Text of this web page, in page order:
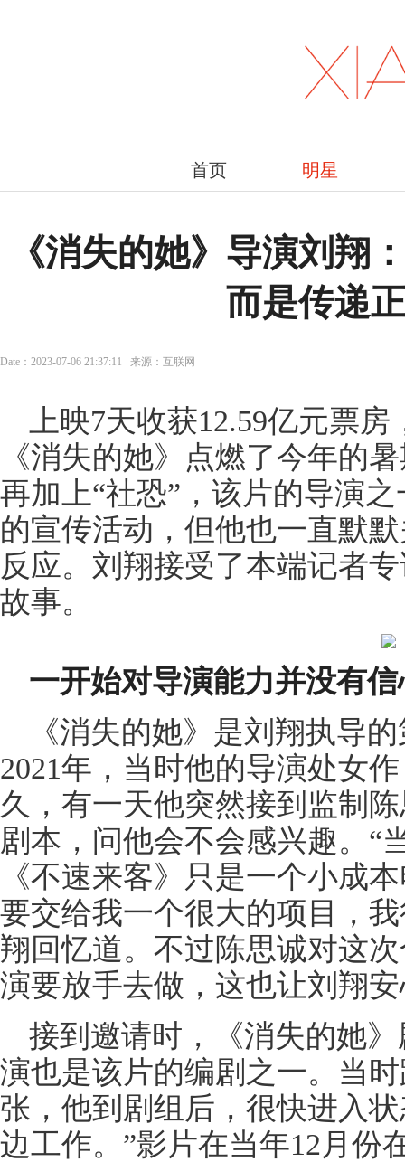
首页 明星
《消失的她》导演刘翔
而是传递
Date：2023-07-06 21:37:11 来源：互联网
上映7天收获12.59亿元票
《消失的她》点燃了今年的
再加上“社恐”，该片的导演
的宣传活动，但他也一直默
反应。刘翔接受了本端记者
故事。
一开始对导演能力并没有信
《消失的她》是刘翔执导
2021年，当时他的导演处女
久，有一天他突然接到监制
剧本，问他会不会感兴趣。“
《不速来客》只是一个小成
要交给我一个很大的项目，
翔回忆道。不过陈思诚对这
演要放手去做，这也让刘翔
接到邀请时，《消失的她
演也是该片的编剧之一。当
张，他到剧组后，很快进入
边工作。”影片在当年12月份